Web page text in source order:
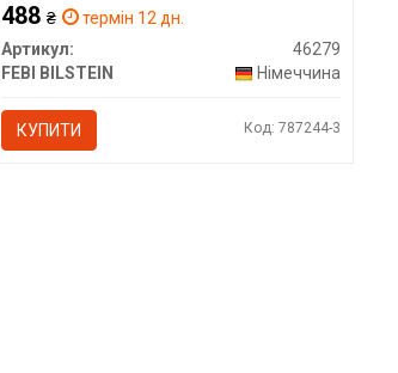
488₴
термін 12 дн.
Артикул:
46279
FEBI BILSTEIN
Німеччина
КУПИТИ Код: 787244-3